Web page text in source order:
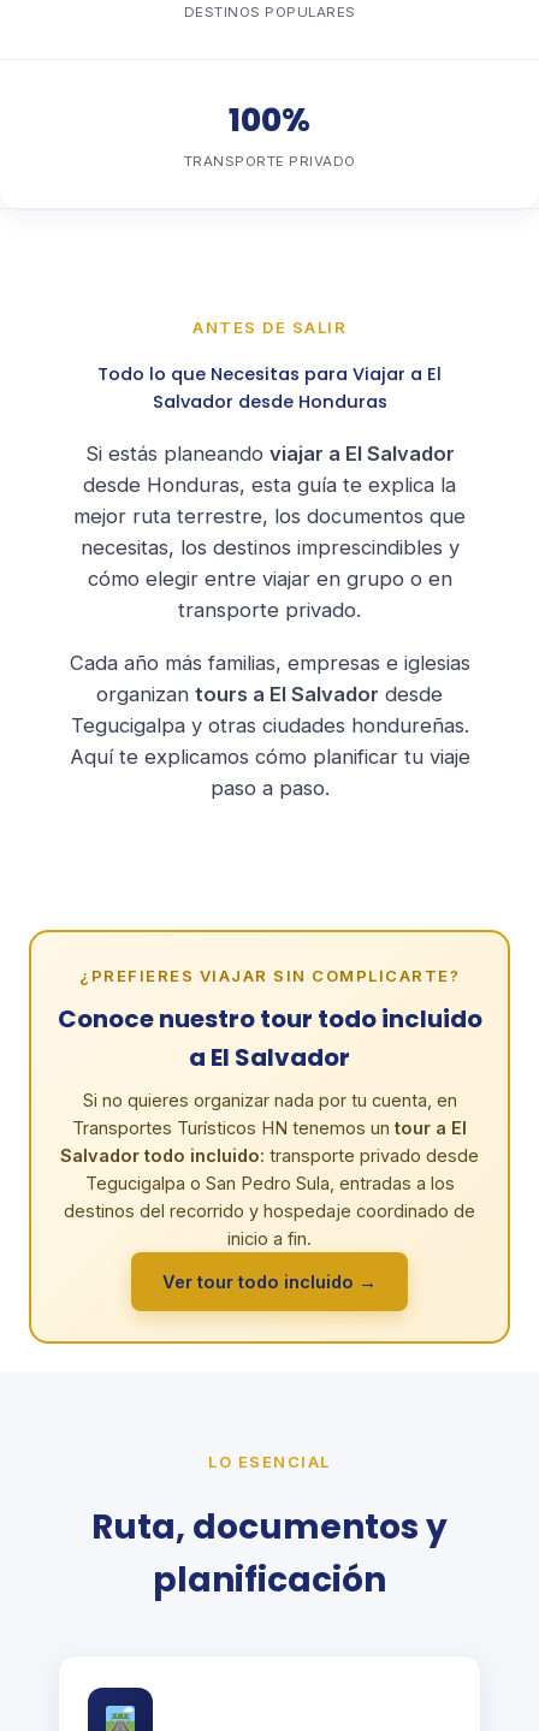
DESTINOS POPULARES
100%
TRANSPORTE PRIVADO
ANTES DE SALIR
Todo lo que Necesitas para Viajar a El
Salvador desde Honduras
Si estás planeando viajar a El Salvador
desde Honduras, esta guía te explica la
mejor ruta terrestre, los documentos que
necesitas, los destinos imprescindibles y
cómo elegir entre viajar en grupo o en
transporte privado.
Cada año más familias, empresas e iglesias
organizan tours a El Salvador desde
Tegucigalpa y otras ciudades hondureñas.
Aquí te explicamos cómo planificar tu viaje
paso a paso.
¿PREFIERES VIAJAR SIN COMPLICARTE?
Conoce nuestro tour todo incluido
a El Salvador
Si no quieres organizar nada por tu cuenta, en
Transportes Turísticos HN tenemos untour a El
Salvador todo incluido: transporte privado desde
Tegucigalpa o San Pedro Sula, entradas a los
destinos del recorrido y hospedaje coordinado de
inicio a fin.
Ver tour todo incluido →
LO ESENCIAL
Ruta, documentos y
planificación